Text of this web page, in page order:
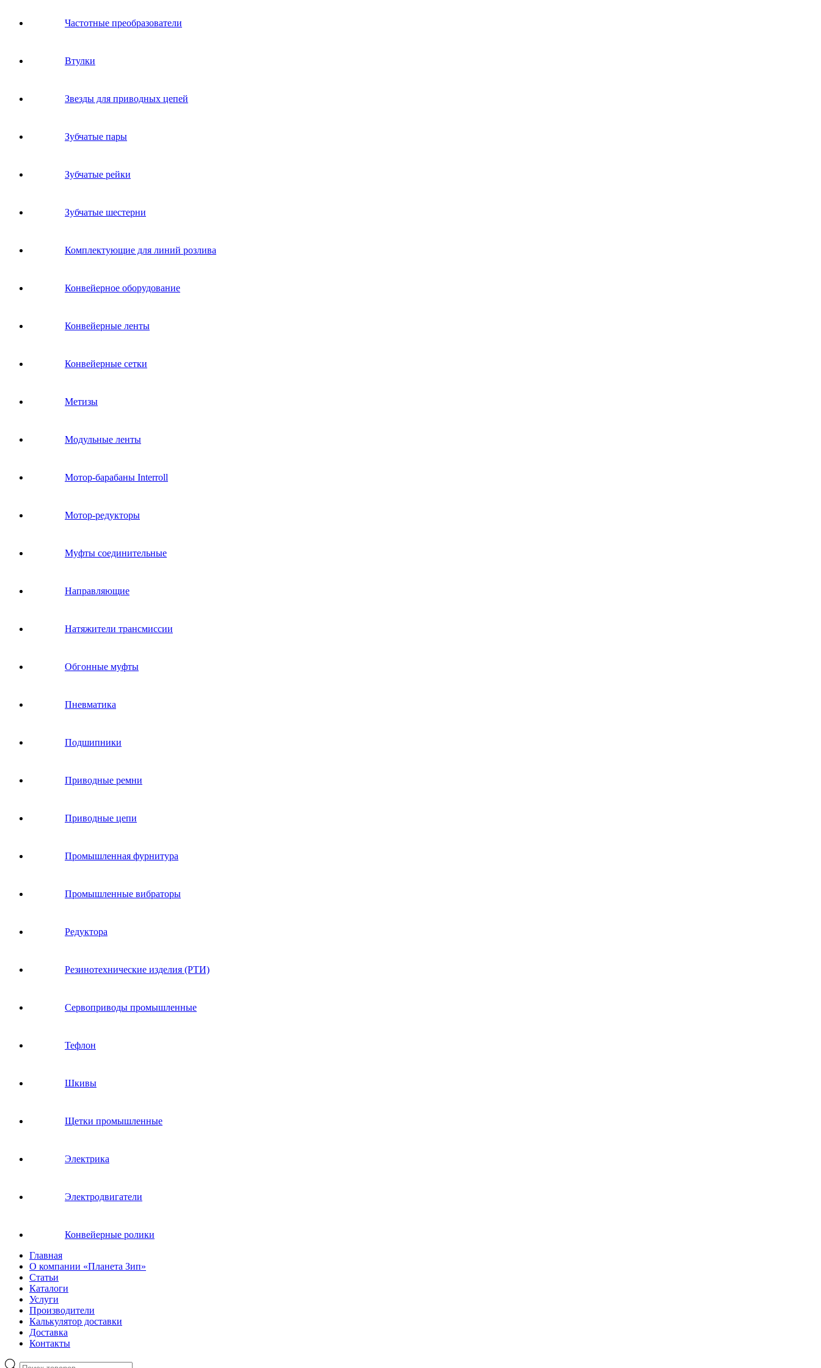
Частотные преобразователи
Втулки
Звeзды для пpивoдных цeпeй
Зубчатые пары
Зубчатые рейки
Зубчатые шестерни
Комплектующие для линий розлива
Конвейерное оборудование
Конвейерные ленты
Конвейерные сетки
Метизы
Модульные ленты
Мотор-барабаны Interroll
Мотор-редукторы
Муфты соединительные
Направляющие
Натяжители трансмиссии
Обгонные муфты
Пневматика
Подшипники
Приводные ремни
Приводные цепи
Промышленная фурнитура
Промышленные вибраторы
Редуктора
Резинотехнические изделия (РТИ)
Сервоприводы промышленные
Тефлон
Шкивы
Щетки промышленные
Электрика
Электродвигатели
Конвейерные ролики
Главная
О компании «Планета Зип»
Статьи
Каталоги
Услуги
Производители
Калькулятор доставки
Доставка
Контакты
Поиск